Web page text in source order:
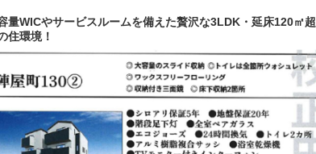
量WICやサービスルームを備えた贅沢な3LDK・延床120㎡超
住環境！